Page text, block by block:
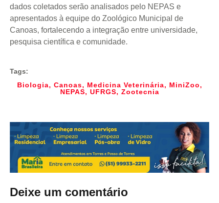
dados coletados serão analisados pelo NEPAS e
apresentados à equipe do Zoológico Municipal de
Canoas, fortalecendo a integração entre universidade,
pesquisa científica e comunidade.
Tags:
Biologia, Canoas, Medicina Veterinária, MiniZoo,
NEPAS, UFRGS, Zootecnia
Deixe um comentário